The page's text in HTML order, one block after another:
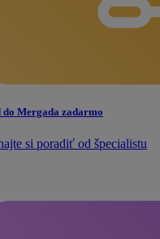
do Mergada zadarmo
si poradiť od špecialistu